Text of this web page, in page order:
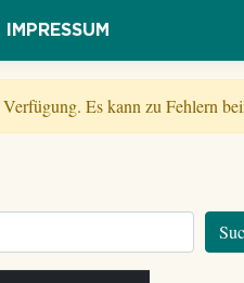
IMPRESSUM
Es kann zu Fehlern